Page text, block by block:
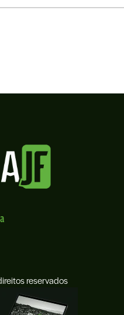
reservados